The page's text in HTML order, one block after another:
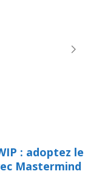
: adoptez le
Mastermind